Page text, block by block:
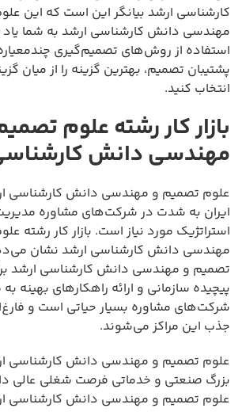
کارشناسی ارشد بیانگر این است که این
مهندسی دانش کارشناسی ارشد به شما
استفاده از روش‌های تصمیم‌گیری
پشتیبان تصمیم، بهترین گزینه را از میان
انتخاب کنید.
بازار کار رشته علوم
مهندسی دانش
علوم تصمیم و مهندسی دانش کارشناسی
ایران به شدت در شرکت‌های مشاوره
استراتژیک مورد نیاز است. بازار کار رشته
مهندسی دانش کارشناسی ارشد نشان
تصمیم و مهندسی دانش کارشناسی ارشد
پیچیده سازمانی و ارائه راهکارهای بهینه
شرکت‌های مشاوره بسیار حیاتی است و
جذب این مراکز می‌شوند.
علوم تصمیم و مهندسی دانش کارشناسی
بزرگ صنعتی و خدماتی فرصت شغلی عالی
علوم تصمیم و مهندسی دانش کارشناسی